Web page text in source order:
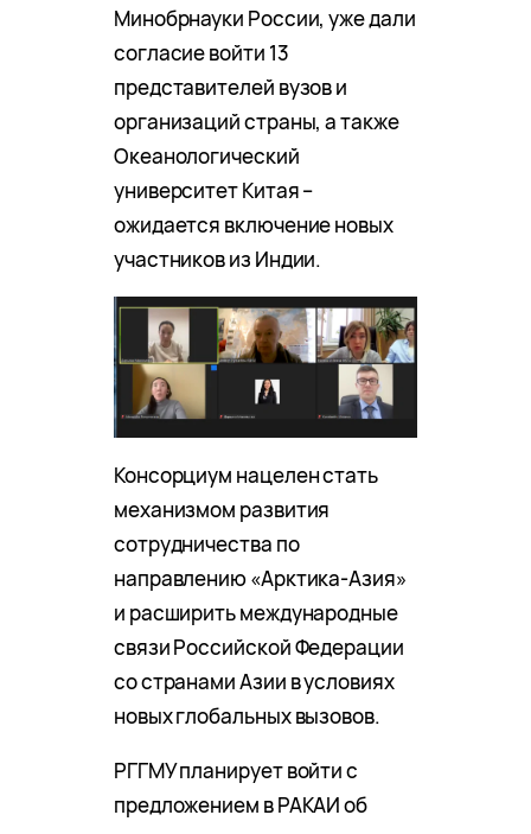
Минобрнауки России, уже дали
согласие войти 13
представителей вузов и
организаций страны, а также
Океанологический
университет Китая –
ожидается включение новых
участников из Индии.
Консорциум нацелен стать
механизмом развития
сотрудничества по
направлению «Арктика-Азия»
и расширить международные
связи Российской Федерации
со странами Азии в условиях
новых глобальных вызовов.
РГГМУ планирует войти с
предложением в РАКАИ об